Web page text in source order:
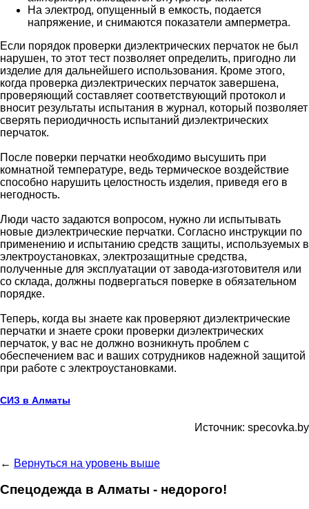
На электрод, опущенный в емкость, подается
напряжение, и снимаются показатели амперметра.
Если порядок проверки диэлектрических перчаток не был
нарушен, то этот тест позволяет определить, пригодно ли
изделие для дальнейшего использования. Кроме этого,
когда проверка диэлектрических перчаток завершена,
проверяющий составляет соответствующий протокол и
вносит результаты испытания в журнал, который позволяет
сверять периодичность испытаний диэлектрических
перчаток.
После поверки перчатки необходимо высушить при
комнатной температуре, ведь термическое воздействие
способно нарушить целостность изделия, приведя его в
негодность.
Люди часто задаются вопросом, нужно ли испытывать
новые диэлектрические перчатки. Согласно инструкции по
применению и испытанию средств защиты, используемых в
электроустановках, электрозащитные средства,
полученные для эксплуатации от завода-изготовителя или
со склада, должны подвергаться поверке в обязательном
порядке.
Теперь, когда вы знаете как проверяют диэлектрические
перчатки и знаете сроки проверки диэлектрических
перчаток, у вас не должно возникнуть проблем с
обеспечением вас и ваших сотрудников надежной защитой
при работе с электроустановками.
СИЗ в Алматы
Источник: specovka.by
← Вернуться на уровень выше
Спецодежда в Алматы - недорого!